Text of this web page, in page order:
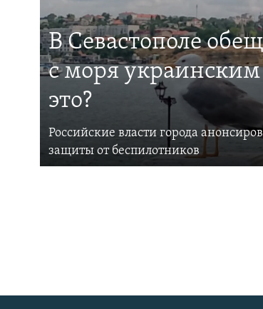
В Севастополе
с моря
это?
Российские власти города
защиты от беспилотников